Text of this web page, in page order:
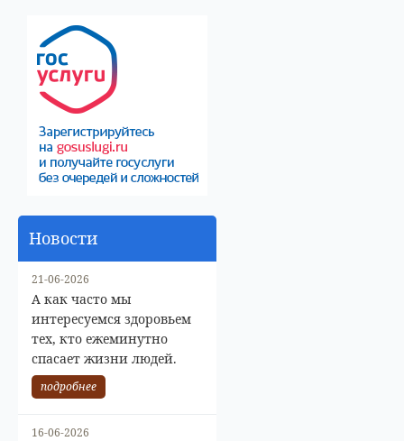
Новости
21-06-2026
А как часто мы
интересуемся здоровьем
тех, кто ежеминутно
спасает жизни людей.
подробнее
16-06-2026